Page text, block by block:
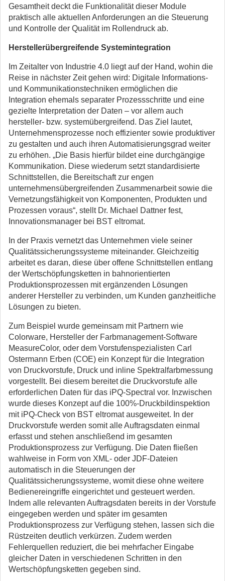
Gesamtheit deckt die Funktionalität dieser Module
praktisch alle aktuellen Anforderungen an die Steuerung
und Kontrolle der Qualität im Rollendruck ab.
Herstellerübergreifende Systemintegration
Im Zeitalter von Industrie 4.0 liegt auf der Hand, wohin die
Reise in nächster Zeit gehen wird: Digitale Informations-
und Kommunikationstechniken ermöglichen die
Integration ehemals separater Prozessschritte und eine
gezielte Interpretation der Daten – vor allem auch
hersteller- bzw. systemübergreifend. Das Ziel lautet,
Unternehmensprozesse noch effizienter sowie produktiver
zu gestalten und auch ihren Automatisierungsgrad weiter
zu erhöhen. „Die Basis hierfür bildet eine durchgängige
Kommunikation. Diese wiederum setzt standardisierte
Schnittstellen, die Bereitschaft zur engen
unternehmensübergreifenden Zusammenarbeit sowie die
Vernetzungsfähigkeit von Komponenten, Produkten und
Prozessen voraus“, stellt Dr. Michael Dattner fest,
Innovationsmanager bei BST eltromat.
In der Praxis vernetzt das Unternehmen viele seiner
Qualitätssicherungssysteme miteinander. Gleichzeitig
arbeitet es daran, diese über offene Schnittstellen entlang
der Wertschöpfungsketten in bahnorientierten
Produktionsprozessen mit ergänzenden Lösungen
anderer Hersteller zu verbinden, um Kunden ganzheitliche
Lösungen zu bieten.
Zum Beispiel wurde gemeinsam mit Partnern wie
Colorware, Hersteller der Farbmanagement-Software
MeasureColor, oder dem Vorstufenspezialisten Carl
Ostermann Erben (COE) ein Konzept für die Integration
von Druckvorstufe, Druck und inline Spektralfarbmessung
vorgestellt. Bei diesem bereitet die Druckvorstufe alle
erforderlichen Daten für das iPQ-Spectral vor. Inzwischen
wurde dieses Konzept auf die 100%-Druckbildinspektion
mit iPQ-Check von BST eltromat ausgeweitet. In der
Druckvorstufe werden somit alle Auftragsdaten einmal
erfasst und stehen anschließend im gesamten
Produktionsprozess zur Verfügung. Die Daten fließen
wahlweise in Form von XML- oder JDF-Dateien
automatisch in die Steuerungen der
Qualitätssicherungssysteme, womit diese ohne weitere
Bedienereingriffe eingerichtet und gesteuert werden.
Indem alle relevanten Auftragsdaten bereits in der Vorstufe
eingegeben werden und später im gesamten
Produktionsprozess zur Verfügung stehen, lassen sich die
Rüstzeiten deutlich verkürzen. Zudem werden
Fehlerquellen reduziert, die bei mehrfacher Eingabe
gleicher Daten in verschiedenen Schritten in den
Wertschöpfungsketten gegeben sind.